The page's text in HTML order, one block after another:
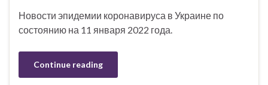
Новости эпидемии коронавируса в Украине по
состоянию на 11 января 2022 года.
Continue reading